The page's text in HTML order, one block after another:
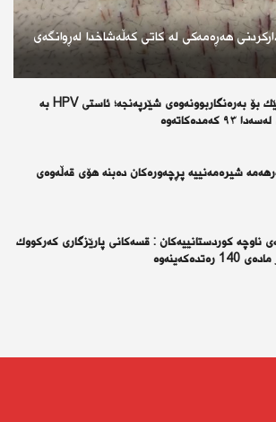
هەڕەمەکی لە کاتی کەڵەشاخدا لەڕوانگەی
بنیشتێك بۆ بەرەنگاربوونەوەی شێرپەنجە؛ ئاستی HPV بە
كەمدەكاتەوە
شيره‌مه‌نييه‌ پڕچه‌وره‌كان ده‌بنه‌ هۆى قه‌ڵه‌وه‌ى
ناوچە كوردستانییەكان : قسەكانی پارێزگاری كەركووك
رەتدەكەینەوە